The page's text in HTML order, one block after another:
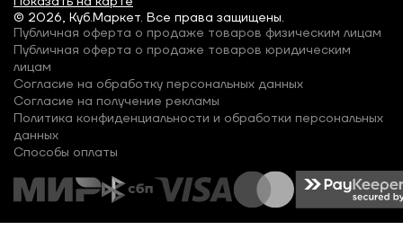
© 2026, Куб.Маркет. Все права защищены.
Публичная оферта о продаже товаров физическим лицам
Публичная оферта о продаже товаров юридическим
лицам
Согласие на обработку персональных данных
Согласие на получение рекламы
Политика конфиденциальности и обработки персональных
данных
Способы оплаты